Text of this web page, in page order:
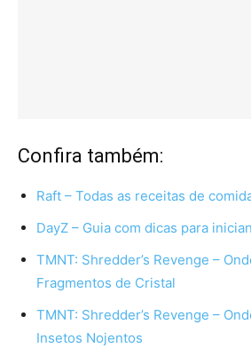
Confira também:
Raft – Todas as receitas de
DayZ – Guia com dicas para
TMNT: Shredder’s Revenge –
Fragmentos de Cristal
TMNT: Shredder’s Revenge –
Insetos Nojentos